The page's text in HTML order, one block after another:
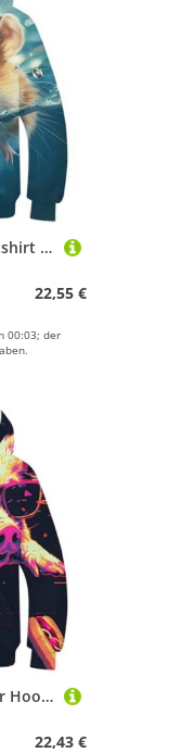
3D-Druck Hamster Sweatshirt Jungen Mädchen Pullover Pullover mit Kapuze mit Taschen 12-14 Jahre(130)
22,55 €
00:03; der
3D-Druck Hamster Kinder Hoodie Jungen Mädchen Sweatshirt Hoodies Pullover Langarm 11-13Y(Style-1,90)
22,43 €